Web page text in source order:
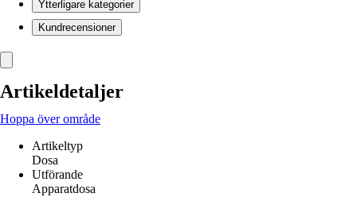
Ytterligare kategorier
Kundrecensioner
Artikeldetaljer
Hoppa över område
Artikeltyp
Dosa
Utförande
Apparatdosa